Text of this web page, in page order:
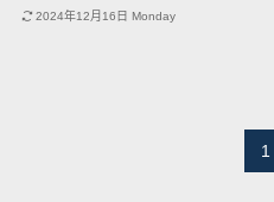
2024年12月16日 Monday
1